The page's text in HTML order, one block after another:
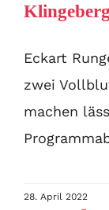
Klingeberg
Eckart
zwei
machen
28. April 2022